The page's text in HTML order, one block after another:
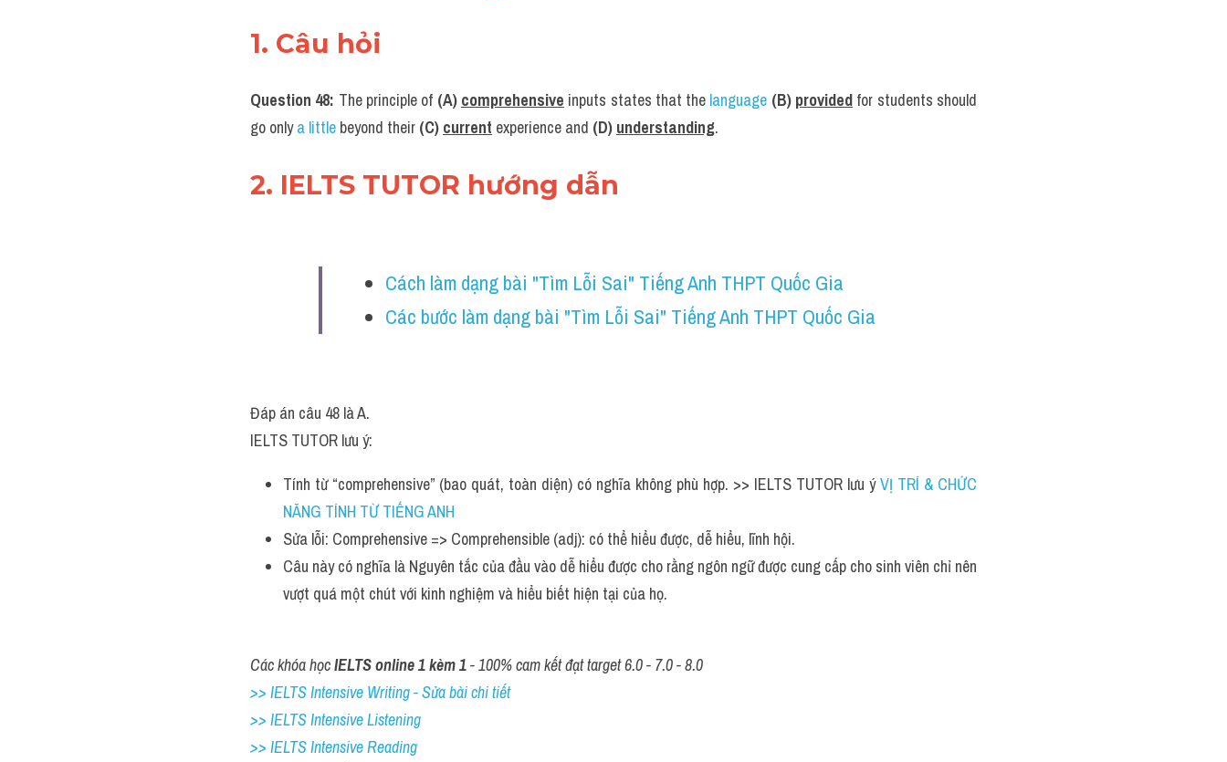
1. Câu hỏi
Question 48: The principle of (A) comprehensive inputs states that the language (B) provided for students should
go only a little beyond their (C) current experience and (D) understanding.
2. IELTS TUTOR hướng dẫn
Cách làm dạng bài "Tìm Lỗi Sai" Tiếng Anh THPT Quốc Gia
Các bước làm dạng bài "Tìm Lỗi Sai" Tiếng Anh THPT Quốc Gia
Đáp án câu 48 là A.
IELTS TUTOR lưu ý:
Tính từ “comprehensive” (bao quát, toàn diện) có nghĩa không phù hợp. >> IELTS TUTOR lưu ý VỊ TRÍ & CHỨC
NĂNG TÍNH TỪ TIẾNG ANH
Sửa lỗi: Comprehensive => Comprehensible (adj): có thể hiểu được, dễ hiểu, lĩnh hội.
Câu này có nghĩa là Nguyên tắc của đầu vào dễ hiểu được cho rằng ngôn ngữ được cung cấp cho sinh viên chỉ nên
vượt quá một chút với kinh nghiệm và hiểu biết hiện tại của họ.
Các khóa học IELTS online 1 kèm 1 - 100% cam kết đạt target 6.0 - 7.0 - 8.0
>> IELTS Intensive Writing - Sửa bài chi tiết
>> IELTS Intensive Listening
>> IELTS Intensive Reading